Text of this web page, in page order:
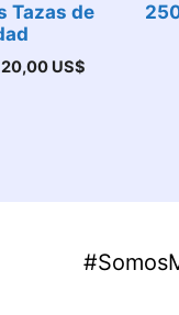
Tazas de
El
20,00 US$